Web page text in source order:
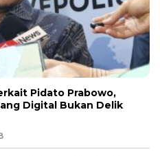
Pidato Prabowo,
Digital Bukan Delik